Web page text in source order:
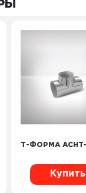
Т-ФОРМА ACHT-
Купить